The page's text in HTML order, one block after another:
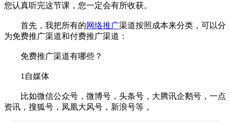
您认真听完这节课，您一定会有所收获。
首先，我把所有的网络推广渠道按照成本来分类，可以分
为免费推广渠道和付费推广渠道：
免费推广渠道有哪些？
1自媒体
比如微信公众号，微博号，头条号，大腾讯企鹅号，一点
资讯，搜狐号，凤凰大风号，新浪号等，